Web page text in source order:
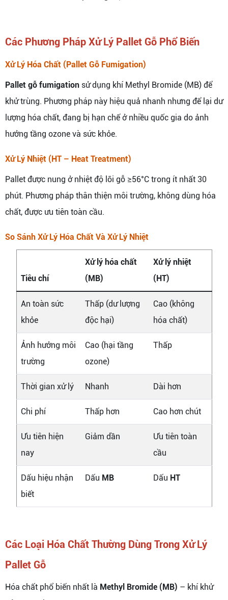
Các Phương Pháp Xử Lý Pallet Gỗ Phổ Biến
Xử Lý Hóa Chất (Pallet Gỗ Fumigation)
Pallet gỗ fumigation sử dụng khí Methyl Bromide (MB) để
khử trùng. Phương pháp này hiệu quả nhanh nhưng để lại dư
lượng hóa chất, đang bị hạn chế ở nhiều quốc gia do ảnh
hưởng tầng ozone và sức khỏe.
Xử Lý Nhiệt (HT – Heat Treatment)
Pallet được nung ở nhiệt độ lõi gỗ ≥56°C trong ít nhất 30
phút. Phương pháp thân thiện môi trường, không dùng hóa
chất, được ưu tiên toàn cầu.
So Sánh Xử Lý Hóa Chất Và Xử Lý Nhiệt
Tiêu chí
Xử lý hóa chất
(MB)
Xử lý nhiệt
(HT)
An toàn sức
khỏe
Thấp (dư lượng
độc hại)
Cao (không
hóa chất)
Ảnh hưởng môi
trường
Cao (hại tầng
ozone)
Thấp
Thời gian xử lý Nhanh Dài hơn
Chi phí Thấp hơn Cao hơn chút
Ưu tiên hiện
nay
Giảm dần
Ưu tiên toàn
cầu
Dấu hiệu nhận
biết
Dấu MB Dấu HT
Các Loại Hóa Chất Thường Dùng Trong Xử Lý
Pallet Gỗ
Hóa chất phổ biến nhất là Methyl Bromide (MB) – khí khử